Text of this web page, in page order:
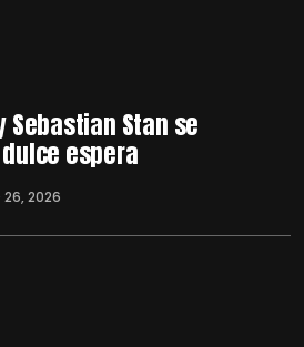
Sebastian Stan se
espera
26, 2026